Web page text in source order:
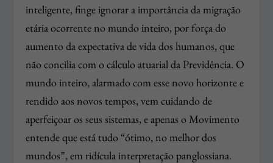
inteligente, finge ignorar a importância da migração
etária ocorrente no mundo inteiro, por força do
aumento da expectativa de vida dos humanos, que
não concilia com o cálculo atuarial da Previdência. O
mundo inteiro, alarmado com esse novo horizonte e
rendido aos novos tempos, vem cuidando de
aperfeiçoar os seus sistemas, e apenas o Movimento
entende que está tudo “ótimo, no melhor dos
mundos”, em ridícula interpretação panglossiana.